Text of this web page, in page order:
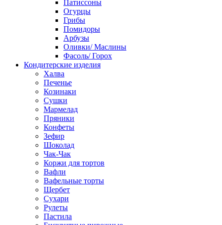
Патиссоны
Огурцы
Грибы
Помидоры
Арбузы
Оливки/ Маслины
Фасоль/ Горох
Кондитерские изделия
Халва
Печенье
Козинаки
Сушки
Мармелад
Пряники
Конфеты
Зефир
Шоколад
Чак-Чак
Коржи для тортов
Вафли
Вафельные торты
Щербет
Сухари
Рулеты
Пастила